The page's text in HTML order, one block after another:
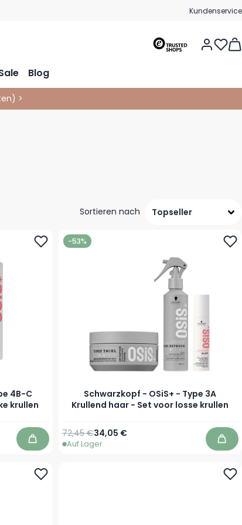
Kundenservice
Blog
) >
Sortieren nach
4B-C
krullen
In den Warenkorb
-53%
Schwarzkopf - OSiS+ - Type 3A
Krullend haar - Set voor losse krullen
34,05 €
72,45 €
Auf Lager In